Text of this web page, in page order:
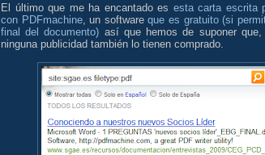
El último que me ha encantado es esta carta escrita
con PDFmachine, un softwareque es gratuito (si
final del documento) así que hemos de suponer
ninguna publicidad también lo tienen comprado.